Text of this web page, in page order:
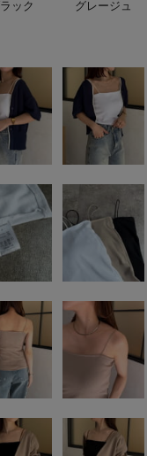
ック グレージュ